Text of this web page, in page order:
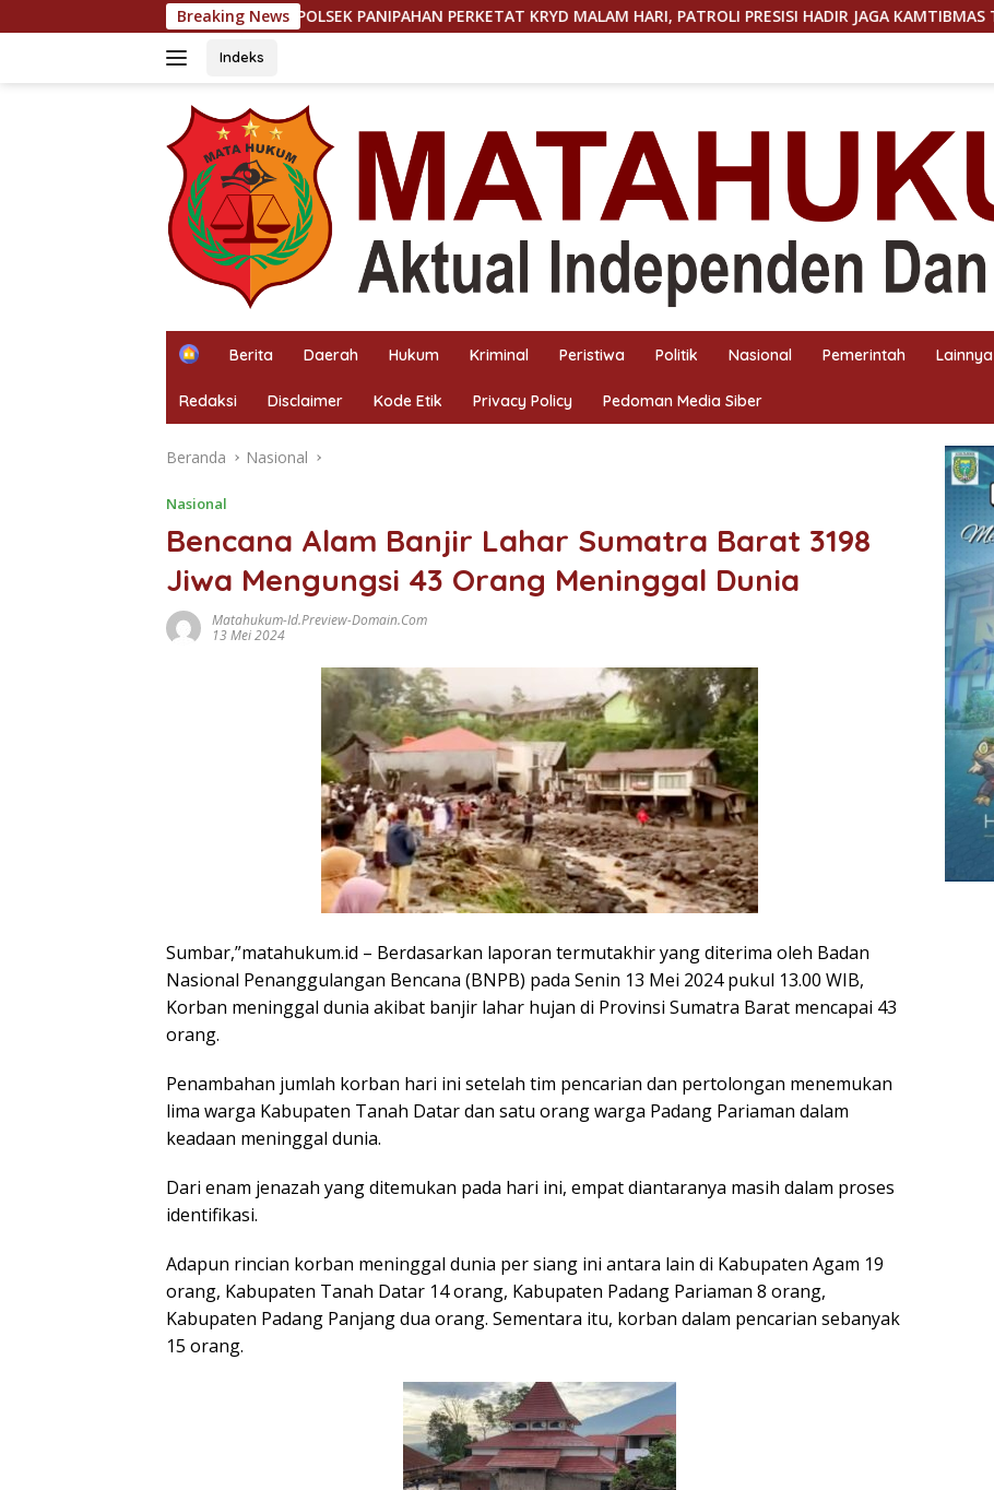
ke
Breaking News
POLSEK PANIPAHAN PERKETAT KRYD MALAM HARI, PATROLI PRESISI HADIR JAGA KAMTIBMAS TETAP KONDUSIF
Indeks
H
m
e
Berita Daerah Hukum Kriminal Peristiwa Politik Nasional Pemerintah Lainnya
Redaksi Disclaimer Kode Etik Privacy Policy Pedoman Media Siber
Beranda Nasional
Nasional
Bencana Alam Banjir Lahar Sumatra Barat 3198
Jiwa Mengungsi 43 Orang Meninggal Dunia
Matahukum-Id.preview-Domain.com
13 Mei 2024
Sumbar,”matahukum.id – Berdasarkan laporan termutakhir yang diterima oleh Badan
Nasional Penanggulangan Bencana (BNPB) pada Senin 13 Mei 2024 pukul 13.00 WIB,
Korban meninggal dunia akibat banjir lahar hujan di Provinsi Sumatra Barat mencapai 43
orang.
Penambahan jumlah korban hari ini setelah tim pencarian dan pertolongan menemukan
lima warga Kabupaten Tanah Datar dan satu orang warga Padang Pariaman dalam
keadaan meninggal dunia.
Dari enam jenazah yang ditemukan pada hari ini, empat diantaranya masih dalam proses
identifikasi.
Adapun rincian korban meninggal dunia per siang ini antara lain di Kabupaten Agam 19
orang, Kabupaten Tanah Datar 14 orang, Kabupaten Padang Pariaman 8 orang,
Kabupaten Padang Panjang dua orang. Sementara itu, korban dalam pencarian sebanyak
15 orang.